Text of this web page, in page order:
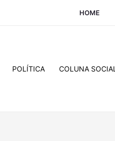
HOME
POLÍTICA COLUNA SOCIAL